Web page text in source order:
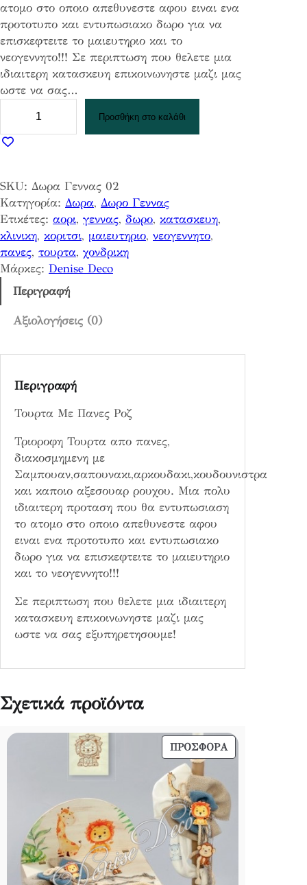
ατομο στο οποιο απεθυνεστε αφου ειναι ενα
προτοτυπο και εντυπωσιακο δωρο για να
επισκεφτειτε το μαιευτηριο και το
νεογεννητο!!! Σε περιπτωση που θελετε μια
ιδιαιτερη κατασκευη επικοινωνηστε μαζι μας
ωστε να σας…
υ
α
Μ
ε
Π
α
ν
ς
ζ
Προσθήκη στο καλάθι
SKU: Δωρα Γεννας 02
Κατηγορία: Δωρα, Δωρο Γεννας
Ετικέτες: αορι, γεννας, δωρο, κατασκευη
κλινικη, κοριτσι, μαιευτηριο, νεογεννητο
πανες, τουρτα, χονδρικη
Μάρκες: Denise Deco
Περιγραφή
Αξιολογήσεις (0)
Περιγραφή
Τουρτα Με Πανες Ροζ
Τριοροφη Τουρτα απο πανες,
διακοσμημενη με
Σαμπουαν,σαπουνακι,αρκουδακι,κουδουνιστρα
και καποιο αξεσουαρ ρουχου. Μια πολυ
ιδιαιτερη προταση που θα εντυπωσιαση
το ατομο στο οποιο απεθυνεστε αφου
ειναι ενα προτοτυπο και εντυπωσιακο
δωρο για να επισκεφτειτε το μαιευτηριο
και το νεογεννητο!!!
Σε περιπτωση που θελετε μια ιδιαιτερη
κατασκευη επικοινωνηστε μαζι μας
ωστε να σας εξυπηρετησουμε!
Σχετικά προϊόντα
ΠΡΟΣΦΟΡΆΠΡΟΪΌΝ
ΣΕ